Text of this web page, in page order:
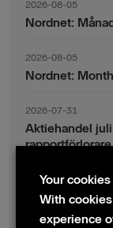
2026-08-05
Nordnet:
2026-08-05
Nordnet:
2026-07-31
Aktiehandel
2026-07-30
Your
With
experience